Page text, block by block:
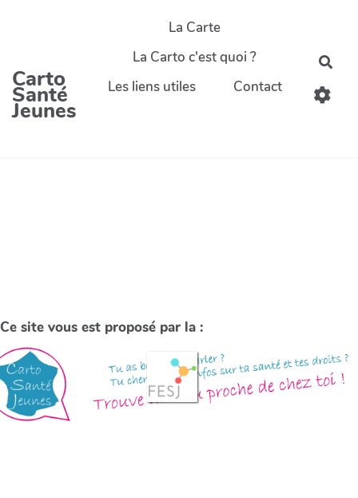
Carto
Santé
Jeunes
La Carte
La Carto c'est quoi ?
Les liens utiles
Contact
Ce site vous est proposé par la :